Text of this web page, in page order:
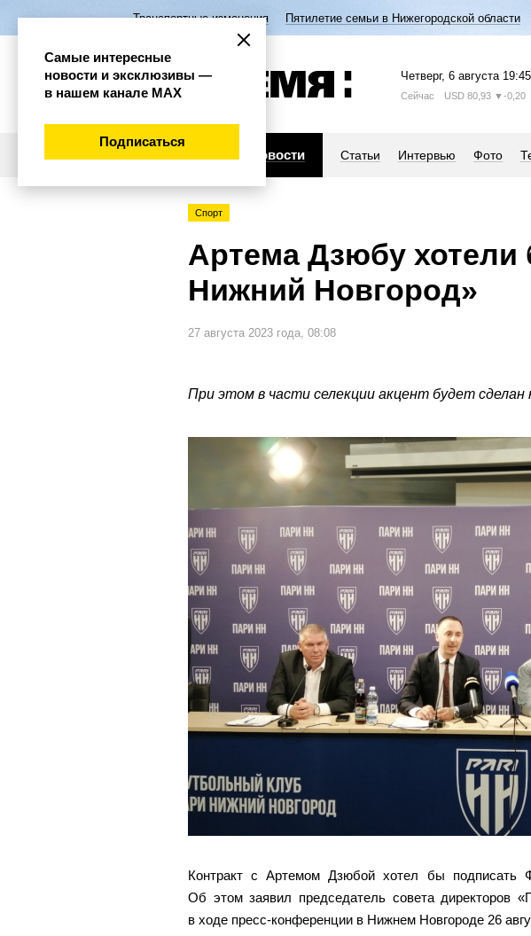
Транспортные изменения Пятилетие семьи в Нижегородской области
Четверг, 6 августа 19:45
Сейчас USD 80,93 ▼-0,20
Новости Статьи Интервью Фото
Спорт
Артема Дзюбу хотели
Нижний Новгород»
27 августа 2023 года, 08:08
При этом в части селекции акцент будет
Контракт с Артемом Дзюбой хотел бы подписать
Об этом заявил председатель совета директоров
в ходе пресс-конференции в Нижнем Новгороде 26
Самые интересные
новости и эксклюзивы —
в нашем канале МАХ
Подписаться